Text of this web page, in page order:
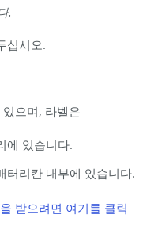
.
십시오.
으며, 라벨은
에 있습니다.
터리칸 내부에 있습니다.
받으려면 여기를 클릭